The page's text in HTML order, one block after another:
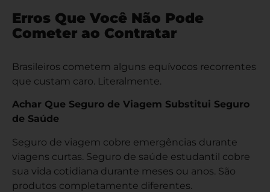
Erros Que Você Não Pode
Cometer ao Contratar
Brasileiros cometem alguns equívocos recorrentes
que custam caro. Literalmente.
Achar Que Seguro de Viagem Substitui Seguro
de Saúde
Seguro de viagem cobre emergências durante
viagens curtas. Seguro de saúde estudantil cobre
sua vida cotidiana durante meses ou anos. São
produtos completamente diferentes.